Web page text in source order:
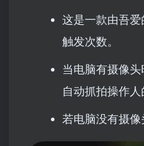
这是一款由吾
触发次数。
当电脑有摄像
自动抓拍操作人
若电脑没有摄像